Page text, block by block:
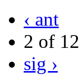
‹ ant
2 of 12
sig ›